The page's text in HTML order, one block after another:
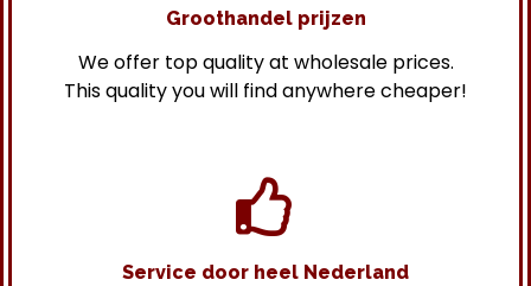
Groothandel prijzen
We offer top quality at wholesale prices.
This quality you will find anywhere cheaper!
Service door heel Nederland